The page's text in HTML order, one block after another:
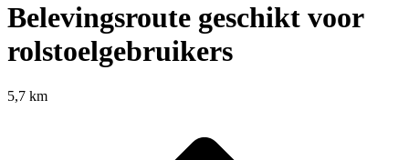
Belevingsroute geschikt voor
rolstoelgebruikers
5,7 km